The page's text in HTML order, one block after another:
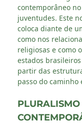
contemporâneo
juventudes. Este
coloca diante de
como nos
religiosas e como
estados
partir das
passo do caminho